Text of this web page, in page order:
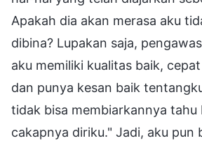
Apakah dia akan merasa aku
dibina? Lupakan saja,
aku memiliki kualitas baik,
dan punya kesan baik
tidak bisa membiarkannya tahu
cakapnya diriku." Jadi, aku pun